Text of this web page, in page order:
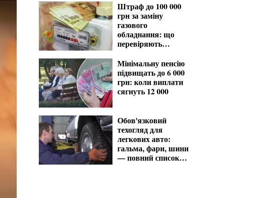
Штраф до 100 000
грн за заміну
газового
обладнання: що
перевіряють
Мінімальну пенсію
підвищать до 6 000
грн: коли виплати
сягнуть 12 000
Обов'язковий
техогляд для
легкових авто:
гальма, фари, шини
— повний список